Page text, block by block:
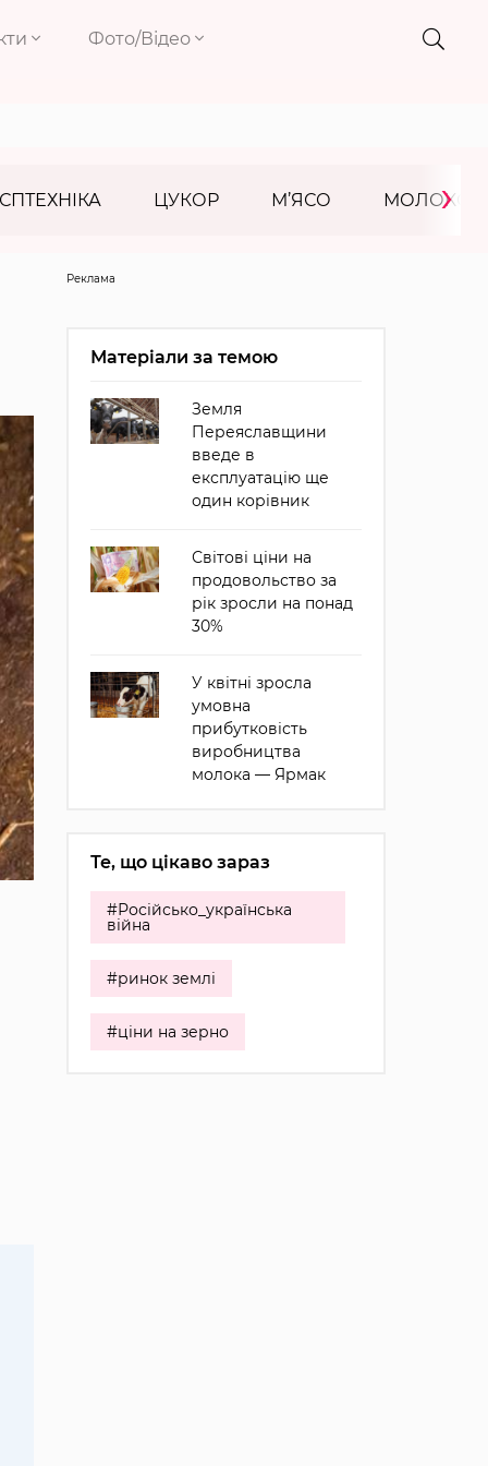
Фото/Відео
ЦУКОР М’ЯСО МОЛОКО
›
Реклама
Матеріали за темою
Земля
Переяславщини
введе в
експлуатацію ще
один корівник
Світові ціни на
продовольство за
рік зросли на понад
30%
У квітні зросла
умовна
прибутковість
виробництва
молока — Ярмак
Те, що цікаво зараз
#Російсько_українська
війна
#ринок землі
#ціни на зерно